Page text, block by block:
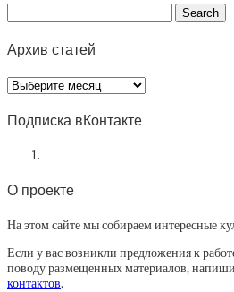
Архив статей
Архив
статей
Подписка вКонтакте
О проекте
На этом сайте мы собираем интересные
Если у вас возникли предложения к
поводу размещенных материалов,
контактов.